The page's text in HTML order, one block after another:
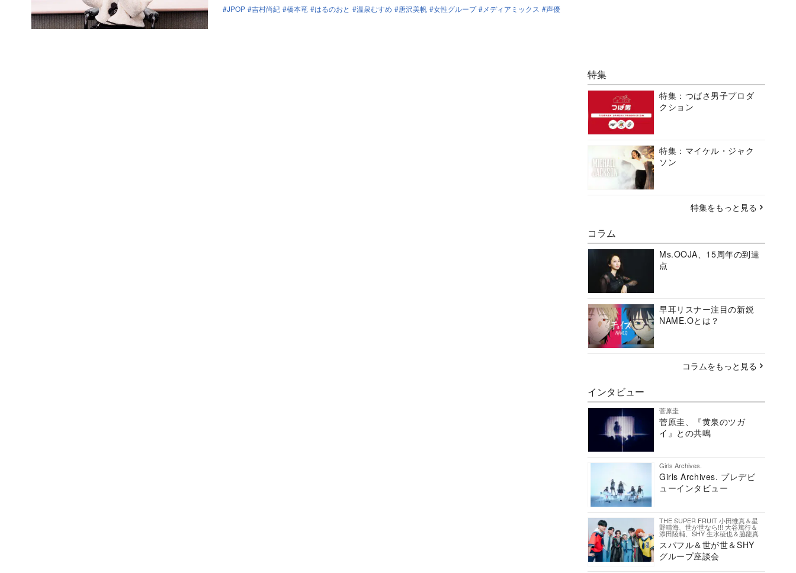
JPOP
吉村尚紀 橋本竜 はるのおと 温泉むすめ 唐沢美帆 女性グループ メディアミックス 声優
特集
特集：つばさ男子プロダ
クション
特集：マイケル・ジャク
ソン
特集をもっと見る
コラム
Ms.OOJA、15周年の到達
点
早耳リスナー注目の新鋭
NAME.Oとは？
コラムをもっと見る
インタビュー
菅原圭
菅原圭、『黄泉のツガ
イ』との共鳴
Girls Archives.
Girls Archives. プレデビ
ューインタビュー
THE SUPER FRUIT 小田惟真＆星
野晴海、世が世なら!!! 大谷篤行＆
添田陵輔、SHY 生水稜也＆脇龍真
スパフル＆世が世＆SHY
グループ座談会